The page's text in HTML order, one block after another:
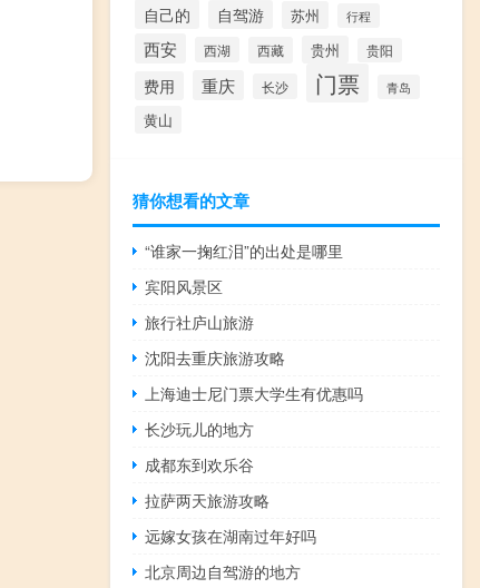
自己的 自驾游 苏州 行程
西安 西湖 西藏 贵州 贵阳
费用 重庆 长沙 门票 青岛
黄山
猜你想看的文章
“谁家一掬红泪”的出处是哪里
宾阳风景区
旅行社庐山旅游
沈阳去重庆旅游攻略
上海迪士尼门票大学生有优惠吗
长沙玩儿的地方
成都东到欢乐谷
拉萨两天旅游攻略
远嫁女孩在湖南过年好吗
北京周边自驾游的地方